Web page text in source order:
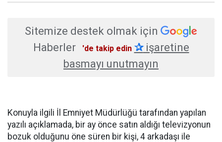
Sitemize destek olmak için
Haberler
'de takip edin ✰işaretine
basmayı unutmayın
Konuyla ilgili İl Emniyet Müdürlüğü tarafından yapılan
yazılı açıklamada, bir ay önce satın aldığı televizyonun
bozuk olduğunu öne süren bir kişi, 4 arkadaşı ile